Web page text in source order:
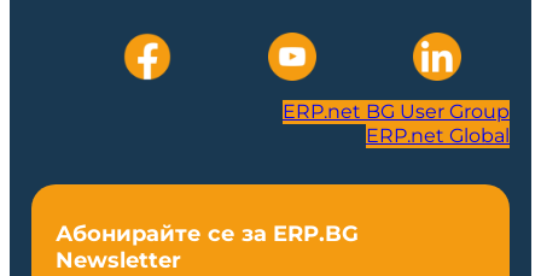
ERP.net BG User Group
ERP.net Global
Абонирайте се за ERP.BG
Newsletter